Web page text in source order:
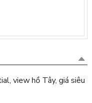
view hồ Tây, giá siêu